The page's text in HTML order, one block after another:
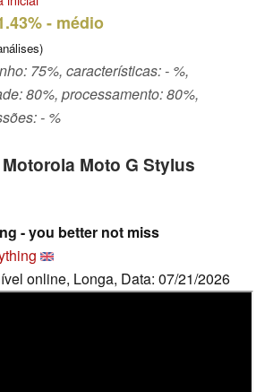
- médio
75%, características: - %,
80%, processamento: 80%,
- %
Moto G Stylus
- you better not miss
online, Longa, Data: 07/21/2026